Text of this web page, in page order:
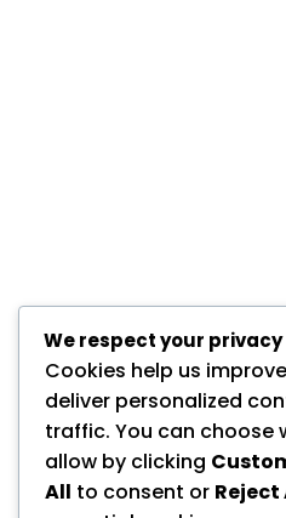
We respect your privacy
Cookies help us
deliver personalized
traffic. You can choose
allow by clicking
All to consent or Reject